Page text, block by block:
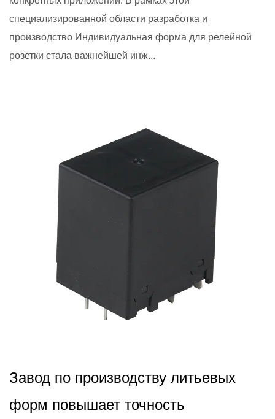
специализированной области разработка и
производство Индивидуальная форма для релейной
розетки стала важнейшей инж...
Завод по производству литьевых
форм повышает точность